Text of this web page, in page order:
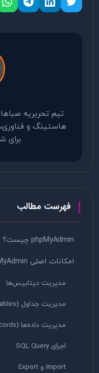
تیم تحریریه
هاستینگ و
برای
فهرست مطالب
phpMyAdmin چیست؟
امکانات اصلی phpMyAdmin
مدیریت دیتابیس‌ها
مدیریت جداول (Tables)
مدیریت داده‌ها (Records)
اجرای SQL Query
Import و Export